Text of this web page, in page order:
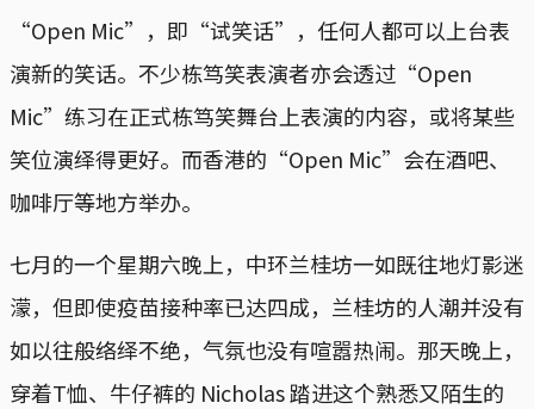
“Open Mic”，即“试笑话”，任何人都可以上台表
演新的笑话。不少栋笃笑表演者亦会透过“Open
Mic”练习在正式栋笃笑舞台上表演的内容，或将某些
笑位演绎得更好。而香港的“Open Mic”会在酒吧、
咖啡厅等地方举办。
七月的一个星期六晚上，中环兰桂坊一如既往地灯影迷
濛，但即使疫苗接种率已达四成，兰桂坊的人潮并没有
如以往般络绎不绝，气氛也没有喧嚣热闹。那天晚上，
穿着T恤、牛仔裤的 Nicholas 踏进这个熟悉又陌生的